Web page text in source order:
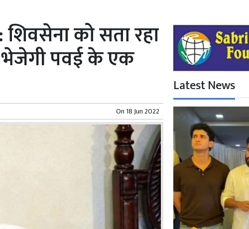
: शिवसेना को सता रहा
भेजेगी पवई के एक
On 18 Jun 2022
Latest News